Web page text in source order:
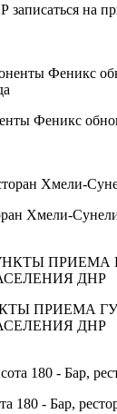
на
Феникс
Хмели-
ПРИЕМА
ДНР
180 - Бар,